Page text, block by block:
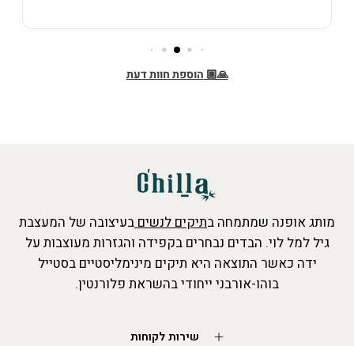
מותג אופנה שמתמחה בתיקים לנשים בעיצובה של המעצבת
גיל למל לוי. הבדים נבחרים בקפידה והגזרות מעוצבות על
ידה כאשר התוצאה היא תיקים מינימליסטיים בסטייל
בוהו-אורבני ייחודי בהשראת פלורנטין.
שירות לקוחות